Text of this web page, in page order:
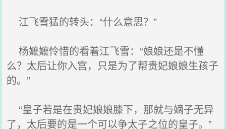
江飞雪猛的转头：“什么意思？”
杨嬷嬷怜惜的看着江飞雪：“娘娘还是不懂
么？太后让你入宫，只是为了帮贵妃娘娘生孩子
的。”
“皇子若是在贵妃娘娘膝下，那就与嫡子无异
了，太后要的是一个可以争太子之位的皇子。”